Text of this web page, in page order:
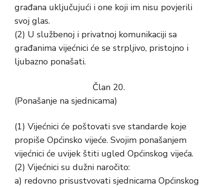
građana uključujući i one koji im nisu povjerili
svoj glas.
(2) U službenoj i privatnoj komunikaciji sa
građanima vijećnici će se strpljivo, pristojno i
ljubazno ponašati.
Član 20.
(Ponašanje na sjednicama)
(1) Vijećnici će poštovati sve standarde koje
propiše Općinsko vijeće. Svojim ponašanjem
vijećnici će uvijek štiti ugled Općinskog vijeća.
(2) Vijećnici su dužni naročito:
a) redovno prisustvovati sjednicama Općinskog